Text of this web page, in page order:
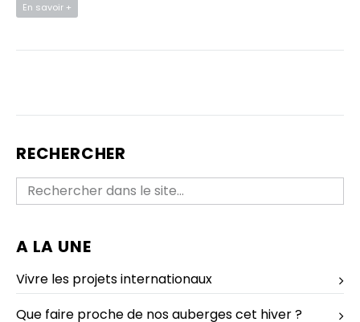
En savoir +
RECHERCHER
A LA UNE
Vivre les projets internationaux
Que faire proche de nos auberges cet hiver ?